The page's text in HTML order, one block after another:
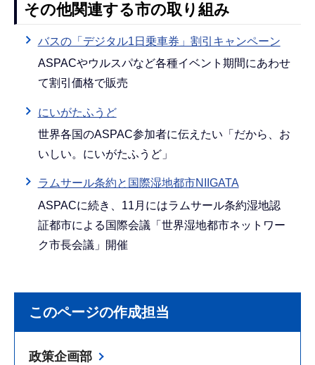
その他関連する市の取り組み
バスの「デジタル1日乗車券」割引キャンペーン
ASPACやウルスパなど各種イベント期間にあわせ
て割引価格で販売
にいがたふうど
世界各国のASPAC参加者に伝えたい「だから、お
いしい。にいがたふうど」
ラムサール条約と国際湿地都市NIIGATA
ASPACに続き、11月にはラムサール条約湿地認
証都市による国際会議「世界湿地都市ネットワー
ク市長会議」開催
このページの作成担当
政策企画部